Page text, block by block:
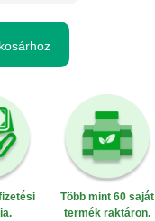
Több mint 60 saját
termék raktáron.